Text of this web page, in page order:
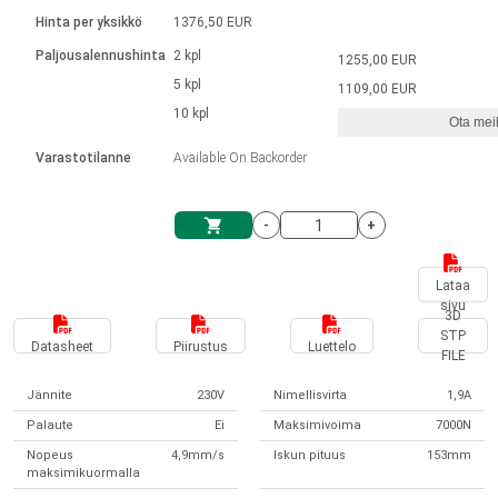
Yksikköjärjestelmä
Solenoidit
integroitu ohjain
Ø 28-42| 1-1400 rpm | <= 290 Ncm
Harjattomat tasavirtamoottorien
Harjatut DC-moottorin ajurit
DPWM-sarja
Askelmoottorien ajurit
Synchronous-Asynchronous | 1-4 toimilaitteelle
Synchronous-Asynchronous | 1-4 toimilaitteelle
Français (EUR)
Norsk (NOK)
Suomi (EUR)
Svenska (SEK)
Hinta per yksikkö
Paljousalennushinta
Varastotilanne
1376,50 EUR
2 kpl
5 kpl
10 kpl
Available On Backorder
1255,00 EUR
1109,00 EUR
Ota
- +
Lataa
sivu
Datasheet Piirustus Luettelo
3D
STP
FILE
Jännite 230V Nimellisvirta 1,9A
Palaute Ei Maksimivoima 7000N
Nopeus
maksimikuormalla
4,9mm/s Iskun pituus 153mm